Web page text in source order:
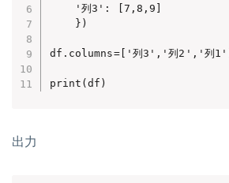
    '列3': [7,8,9]
    })
df.columns=['列3','列2','列1']
print(df)
出力